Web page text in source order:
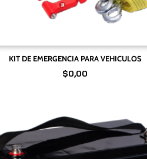
KIT DE EMERGENCIA PARA VEHICULOS
$0,00